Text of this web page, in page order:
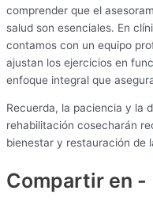
comprender que el
salud son esenciales. En
contamos con un equipo
ajustan los ejercicios en
enfoque integral que
Recuerda, la paciencia y la
rehabilitación cosecharán
bienestar y restauración de
Compartir en -